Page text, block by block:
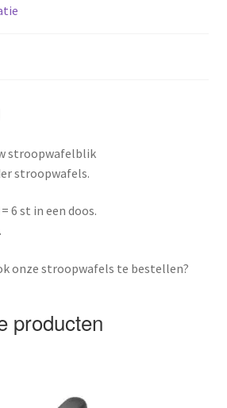
stroopwafelblik
stroopwafels.
6 st in een doos.
onze stroopwafels te bestellen?
producten